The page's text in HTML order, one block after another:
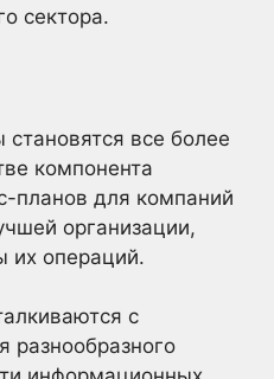
сектора.
все более
компонента
планов для компаний
организации,
их операций.
с
разнообразного